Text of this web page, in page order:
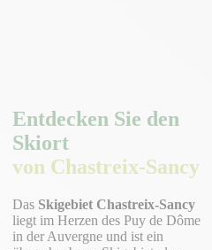
Entdecken Sie den
Skiort
von Chastreix-Sancy
Das Skigebiet Chastreix-Sancy
liegt im Herzen des Puy de Dôme
in der Auvergne und ist ein